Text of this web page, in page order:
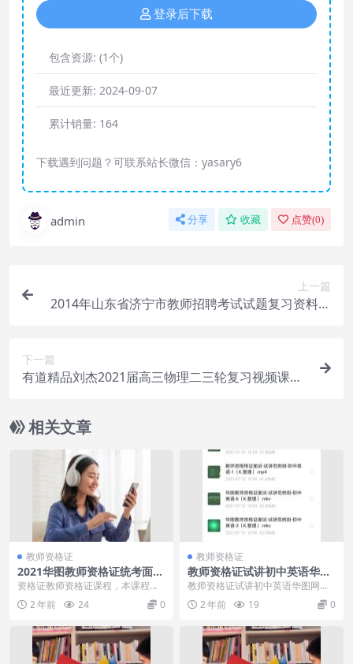
登录后下载
包含资源: (1个)
最近更新: 2024-09-07
累计销量: 164
下载遇到问题？可联系站长微信：yasary6
admin 分享 收藏 点赞(0)
上一篇
2014年山东省济宁市教师招聘考试试题复习资料历
下一篇
有道精品刘杰2021届高三物理二三轮复习视频课程
相关文章
教师资格证
2021华图教师资格证统考面试
语文-试讲范例班-小学语文课
资格证教师资格证课程，本课程共
1.43G，VIP会员可通过百度网盘转
存下载或者在...
2 年前 24 0
教师资格证
教师资格证试讲初中英语华图
网校备考刚需整理资料详细
教师资格证试讲初中英语华图网校
备考刚需整理资料，很详细哦！考
试前要准备的很多，你...
2 年前 19 0